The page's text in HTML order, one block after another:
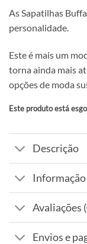
As Sapatilhas
personalidade.
Este é mais um
torna ainda mais
opções de moda
Este produto está
Alternative:
Descrição
Avaliações
Envios e